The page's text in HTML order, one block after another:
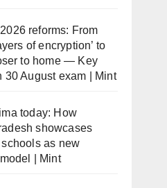
reforms: From
of encryption’ to
to home — Key
30 August exam | Mint
today: How
showcases
as new
| Mint